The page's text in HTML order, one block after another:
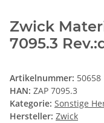
Zwick
7095.3
Artikelnummer: 50658
HAN: ZAP 7095.3
Kategorie: Sonstige
Hersteller: Zwick